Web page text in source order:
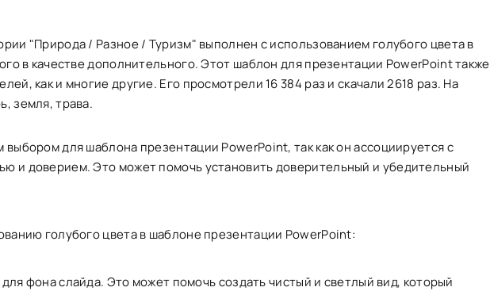
"Природа / Разное / Туризм" выполнен с использованием голубого цвета в
в качестве дополнительного. Этот шаблон для презентации PowerPoint также
как и многие другие. Его просмотрели 16 384 раз и скачали 2618 раз. На
земля, трава.
для шаблона презентации PowerPoint, так как он ассоциируется с
и доверием. Это может помочь установить доверительный и убедительный
голубого цвета в шаблоне презентации PowerPoint:
фона слайда. Это может помочь создать чистый и светлый вид, который